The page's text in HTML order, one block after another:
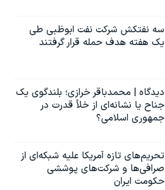
سه نفتکش شرکت نفت ابوظبی طی
یک هفته هدف حمله قرار گرفتند
دیدگاه | محمدباقر خرازی؛ بلندگوی یک
جناح یا نشانه‌ای از خلأ قدرت در
جمهوری اسلامی؟
تحریم‌های تازه آمریکا علیه شبکه‌ای از
صرافی‌ها و شرکت‌های پوششی
حکومت ایران